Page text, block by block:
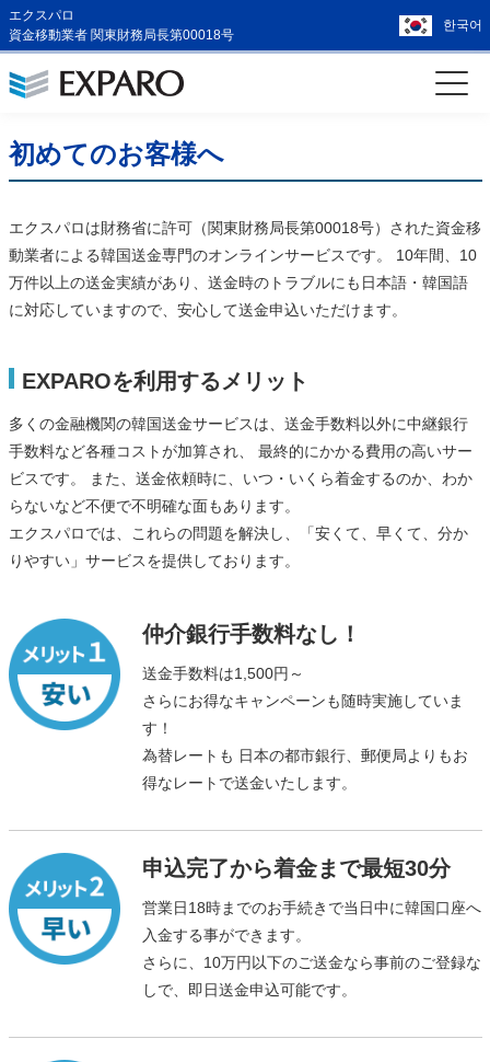
エクスパロ
資金移動業者 関東財務局長第00018号
한국어
初めてのお客様へ
エクスパロは財務省に許可（関東財務局長第00018号）された資金移
動業者による韓国送金専門のオンラインサービスです。 10年間、10
万件以上の送金実績があり、送金時のトラブルにも日本語・韓国語
に対応していますので、安心して送金申込いただけます。
EXPAROを利用するメリット
多くの金融機関の韓国送金サービスは、送金手数料以外に中継銀行
手数料など各種コストが加算され、 最終的にかかる費用の高いサー
ビスです。 また、送金依頼時に、いつ・いくら着金するのか、わか
らないなど不便で不明確な面もあります。
エクスパロでは、これらの問題を解決し、「安くて、早くて、分か
りやすい」サービスを提供しております。
仲介銀行手数料なし！
送金手数料は1,500円～
さらにお得なキャンペーンも随時実施していま
す！
為替レートも 日本の都市銀行、郵便局よりもお
得なレートで送金いたします。
申込完了から着金まで最短30分
営業日18時までのお手続きで当日中に韓国口座へ
入金する事ができます。
さらに、10万円以下のご送金なら事前のご登録な
しで、即日送金申込可能です。